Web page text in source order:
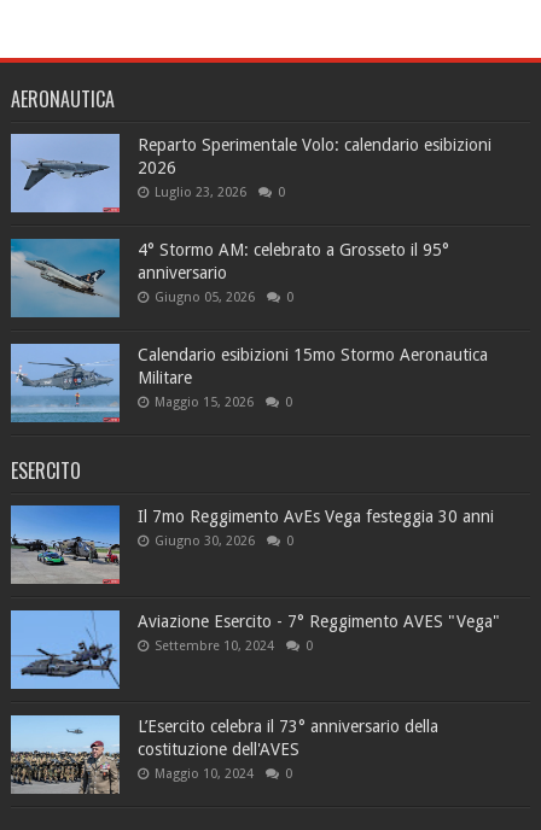
AERONAUTICA
Reparto Sperimentale Volo: calendario esibizioni
2026
Luglio 23, 2026 0
4° Stormo AM: celebrato a Grosseto il 95°
anniversario
Giugno 05, 2026 0
Calendario esibizioni 15mo Stormo Aeronautica
Militare
Maggio 15, 2026 0
ESERCITO
Il 7mo Reggimento AvEs Vega festeggia 30 anni
Giugno 30, 2026 0
Aviazione Esercito - 7° Reggimento AVES "Vega"
Settembre 10, 2024 0
L’Esercito celebra il 73° anniversario della
costituzione dell'AVES
Maggio 10, 2024 0